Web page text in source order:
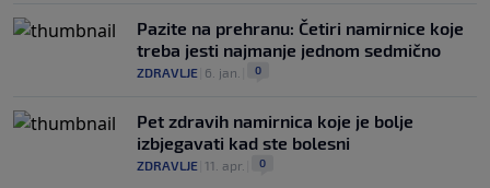
Pazite na prehranu: Četiri namirnice koje
treba jesti najmanje jednom sedmično
ZDRAVLJE 6. jan. 0
Pet zdravih namirnica koje je bolje
izbjegavati kad ste bolesni
ZDRAVLJE 11. apr. 0